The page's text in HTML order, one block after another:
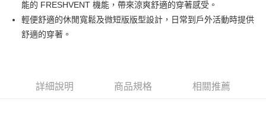
全家取貨付款<未取貨列黑名單/不支援離島取退>
每筆NT$60，滿NT$990(含以上)免運費
能的 FRESHVENT 機能，帶來涼爽舒適的穿著感受。
輕便舒適的休閒寬鬆及微短版版型設計，日常到戶外活動時提供
舒適的穿著。
詳細說明 商品規格 相關推薦